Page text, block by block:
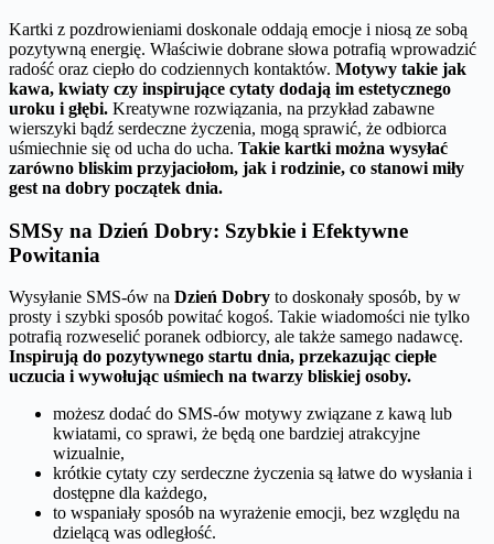
Kartki z pozdrowieniami doskonale oddają emocje i niosą ze sobą
pozytywną energię. Właściwie dobrane słowa potrafią wprowadzić
radość oraz ciepło do codziennych kontaktów. Motywy takie jak
kawa, kwiaty czy inspirujące cytaty dodają im estetycznego
uroku i głębi. Kreatywne rozwiązania, na przykład zabawne
wierszyki bądź serdeczne życzenia, mogą sprawić, że odbiorca
uśmiechnie się od ucha do ucha. Takie kartki można wysyłać
zarówno bliskim przyjaciołom, jak i rodzinie, co stanowi miły
gest na dobry początek dnia.
SMSy na Dzień Dobry: Szybkie i Efektywne
Powitania
Wysyłanie SMS-ów na Dzień Dobry to doskonały sposób, by w
prosty i szybki sposób powitać kogoś. Takie wiadomości nie tylko
potrafią rozweselić poranek odbiorcy, ale także samego nadawcę.
Inspirują do pozytywnego startu dnia, przekazując ciepłe
uczucia i wywołując uśmiech na twarzy bliskiej osoby.
możesz dodać do SMS-ów motywy związane z kawą lub
kwiatami, co sprawi, że będą one bardziej atrakcyjne
wizualnie,
krótkie cytaty czy serdeczne życzenia są łatwe do wysłania i
dostępne dla każdego,
to wspaniały sposób na wyrażenie emocji, bez względu na
dzielącą was odległość.